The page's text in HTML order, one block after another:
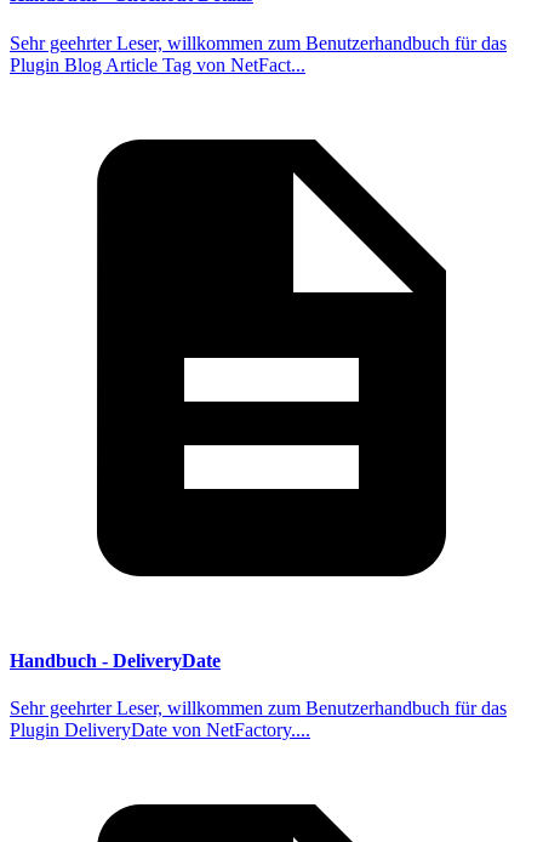
Sehr geehrter Leser, willkommen zum Benutzerhandbuch für das
Plugin Blog Article Tag von NetFact...
Handbuch - DeliveryDate
Sehr geehrter Leser, willkommen zum Benutzerhandbuch für das
Plugin DeliveryDate von NetFactory....